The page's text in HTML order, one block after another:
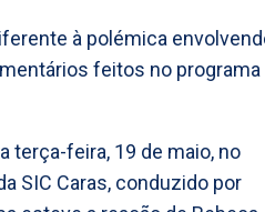
à polémica
feitos no programa
terça-feira, 19 de maio, no
SIC Caras, conduzido por